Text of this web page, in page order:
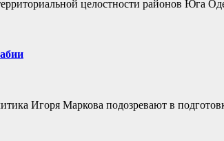
целостности районов Юга
Игоря Маркова подозревают в